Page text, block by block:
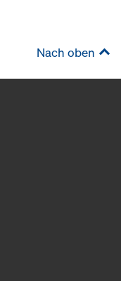
Nach oben